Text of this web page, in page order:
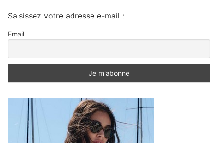
Saisissez votre adresse e-mail :
Email